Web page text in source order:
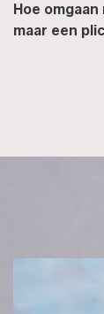
Hoe
maar een